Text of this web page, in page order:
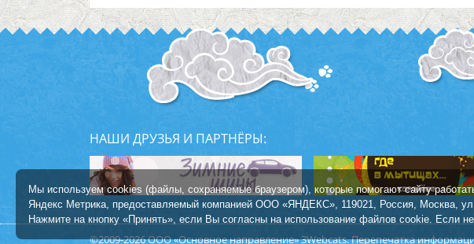
НАШИ ДРУЗЬЯ И ПАРТНЁРЫ:
©2009-2026 ООО «Основное направление»3Webcats. Перепечатка
Мы используем cookies (файлы, сохраняемые браузером), которые помогают сайту
Яндекс Метрика, предоставляемый компанией ООО «ЯНДЕКС», 119021, Россия, Москва,
Нажмите на кнопку «Принять», если Вы согласны на использование файлов cookie. Если